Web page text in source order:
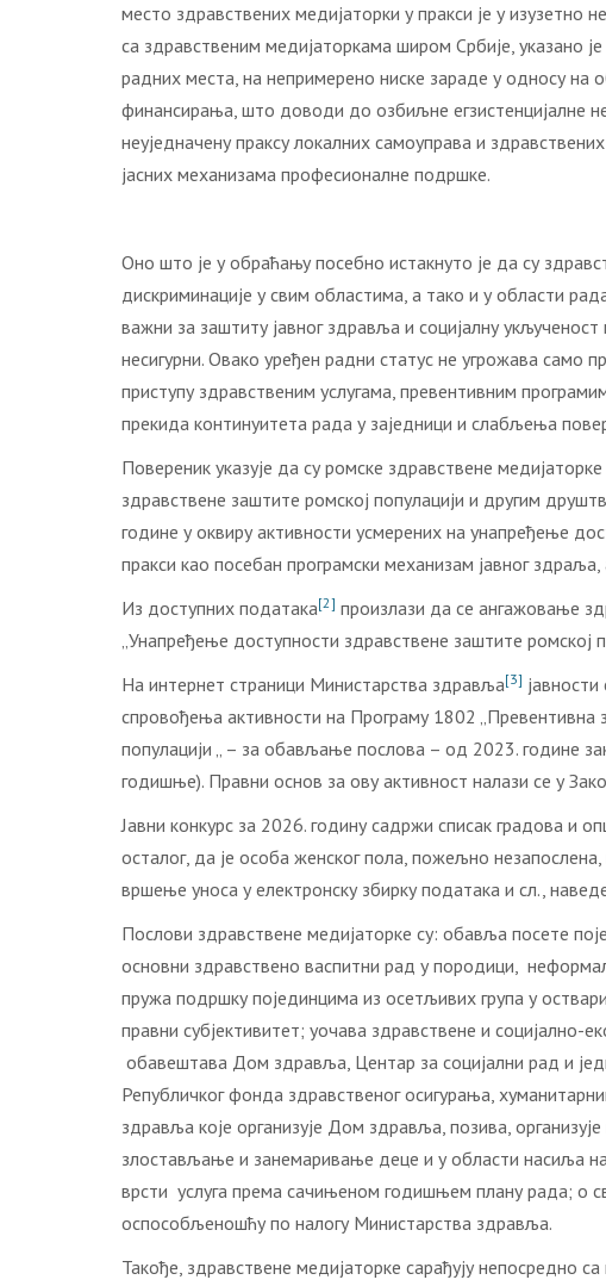
место здравствених медијаторки у пракси је у
са здравственим медијаторкама широм Србије, указано
радних места, на непримерено ниске зараде у односу
финансирања, што доводи до озбиљне егзистенцијалне
неуједначену праксу локалних самоуправа и
јасних механизама професионалне подршке.
Оно што је у обраћању посебно истакнуто је да су
дискриминације у свим областима, а тако и у области
важни за заштиту јавног здравља и социјалну
несигурни. Овако уређен радни статус не угрожава само
приступу здравственим услугама, превентивним
прекида континуитета рада у заједници и слабљења
Повереник указује да су ромске здравствене
здравствене заштите ромској популацији и другим
године у оквиру активности усмерених на унапређење
пракси као посебан програмски механизам јавног
Из доступних података[2] произлази да се ангажовање
„Унапређење доступности здравствене заштите ромској
На интернет страници Министарства здравља[3]
спровођења активности на Програму 1802 „Превентивна
популацији „ – за обављање послова – од 2023. године
годишње). Правни основ за ову активност налази се у
Јавни конкурс за 2026. годину садржи списак градова и
осталог, да је особа женског пола, пожељно
вршење уноса у електронску збирку података и сл.,
Послови здравствене медијаторке су: обавља посете
основни здравствено васпитни рад у породици,
пружа подршку појединцима из осетљивих група у
правни субјективитет; уочава здравствене и
обавештава Дом здравља, Центар за социјални рад и
Републичког фонда здравственог осигурања,
здравља које организује Дом здравља, позива,
злостављање и занемаривање деце и у области насиља
врсти услуга према сачињеном годишњем плану рада; о
оспособљеношћу по налогу Министарства здравља.
Такође, здравствене медијаторке сарађују